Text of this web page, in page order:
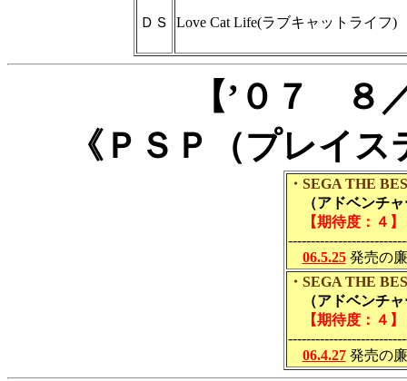
ＤＳ Love Cat Life(ラブキャットライフ)
【’０７ ８
《ＰＳＰ（プレイ
・SEGA THE
（アドベンチャ
【期待度：４】
06.5.25発売の
・SEGA THE
（アドベンチャ
【期待度：４】
06.4.27発売の